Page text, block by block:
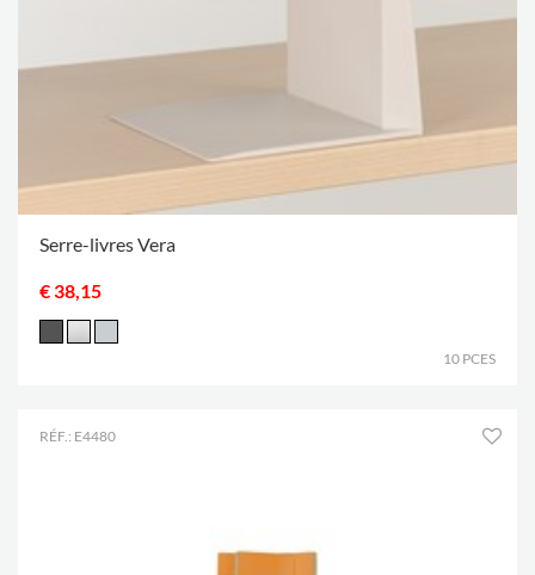
Serre-livres Vera
€ 38,15
10 PCES
RÉF.: E4480